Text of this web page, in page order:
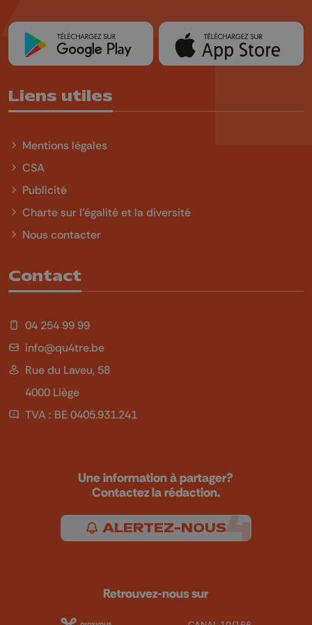
Liens utiles
Mentions légales
CSA
Publicité
Charte sur l'égalité et la diversité
Nous contacter
Contact
04 254 99 99
info@qu4tre.be
Rue du Laveu, 58
4000 Liège
TVA : BE 0405.931.241
Une information à partager?
Contactez la rédaction.
ALERTEZ-NOUS
Retrouvez-nous sur